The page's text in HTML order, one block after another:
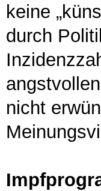
keine
durch
nicht